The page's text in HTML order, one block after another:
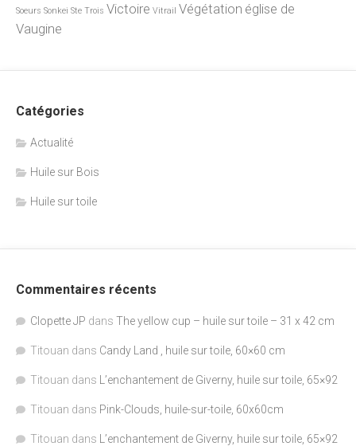
Soeurs Sonkei Ste Trois Victoire Vitrail Végétation église de
Vaugine
Catégories
Actualité
Huile sur Bois
Huile sur toile
Commentaires récents
Clopette JP dans The yellow cup – huile sur toile – 31 x 42 cm
Titouan dans Candy Land , huile sur toile, 60×60 cm
Titouan dans L’enchantement de Giverny, huile sur toile, 65×92
Titouan dans Pink-Clouds, huile-sur-toile, 60x60cm
Titouan dans L’enchantement de Giverny, huile sur toile, 65×92